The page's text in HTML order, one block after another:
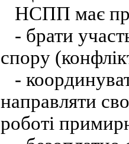
НСПП має
- брати
спору
-
направляти
роботі